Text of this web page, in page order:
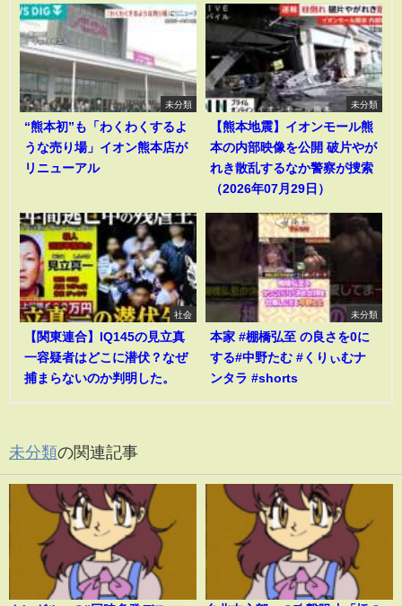
未分類
“熊本初”も「わくわくするよ
うな売り場」イオン熊本店が
リニューアル
未分類
【熊本地震】イオンモール熊
本の内部映像を公開 破片やが
れき散乱するなか警察が捜索
（2026年07月29日）
社会
【関東連合】IQ145の見立真
一容疑者はどこに潜伏？なぜ
捕まらないのか判明した。
未分類
本家 #棚橋弘至 の良さを0に
する#中野たむ #くりぃむナ
ンタラ #shorts
未分類の関連記事